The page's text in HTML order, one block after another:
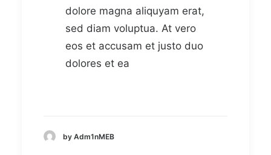
dolore magna aliquyam erat,
sed diam voluptua. At vero
eos et accusam et justo duo
dolores et ea
by Adm1nMEB